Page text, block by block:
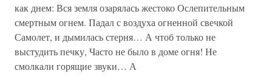
как днем: Вся земля озарялась жестоко Ослепительным
смертным огнем. Падал с воздуха огненной свечкой
Самолет, и дымилась стерня… А чтоб только не
выстудить печку, Часто не было в доме огня! Не
смолкали горящие звуки… А